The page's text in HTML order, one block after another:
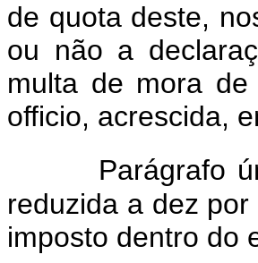
de quota deste,
ou não a
multa de mora
officio, acrescida,
Parágrafo
reduzida a dez
imposto dentro do